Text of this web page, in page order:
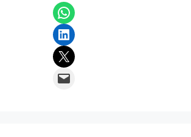
Share on WhatsApp
Share on LinkedIn
Email this Page
Email this Page